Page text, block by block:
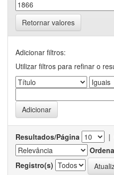
Retornar valores
Adicionar filtros:
Utilizar filtros para refinar o
Resultados/Página |
Registro(s)